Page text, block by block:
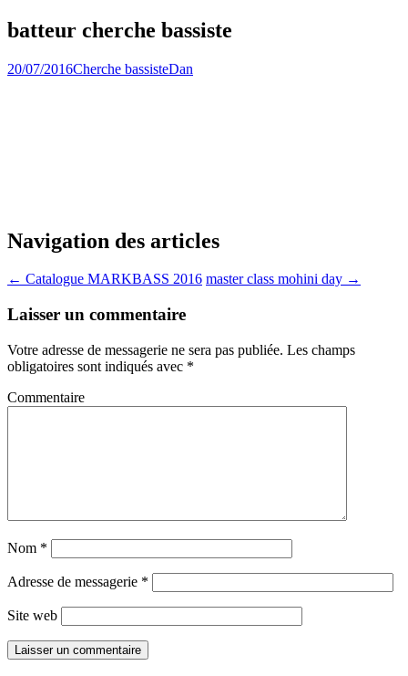
batteur cherche bassiste
20/07/2016Cherche bassisteDan
Navigation des articles
← Catalogue MARKBASS 2016 master class mohini day →
Laisser un commentaire
Votre adresse de messagerie ne sera pas publiée. Les champs
obligatoires sont indiqués avec *
Commentaire
Nom *
Adresse de messagerie *
Site web